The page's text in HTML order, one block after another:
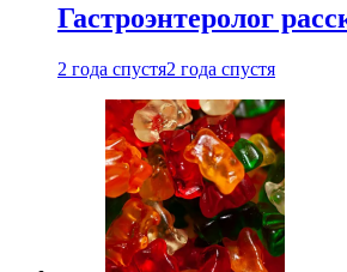
Гастроэнтеролог
2 года спустя2 года спустя